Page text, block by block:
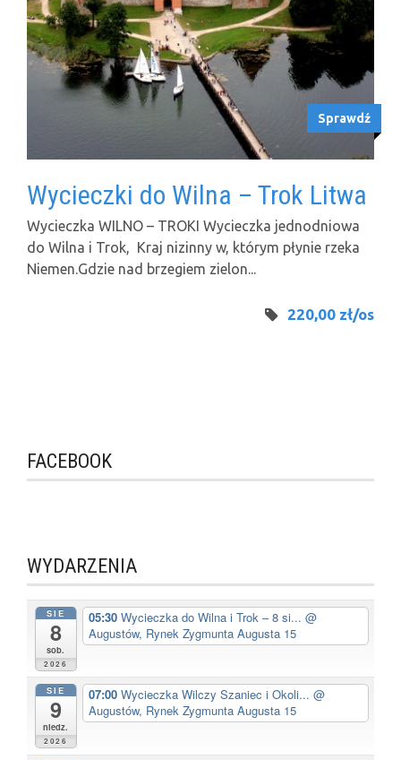
Sprawdź
Wycieczki do Wilna – Trok Litwa
Wycieczka WILNO – TROKI Wycieczka jednodniowa
do Wilna i Trok, Kraj nizinny w, którym płynie rzeka
Niemen.Gdzie nad brzegiem zielon...
220,00 zł/os
FACEBOOK
WYDARZENIA
SIE
8
sob.
2026
05:30 Wycieczka do Wilna i Trok – 8 si... @
Augustów, Rynek Zygmunta Augusta 15
SIE
9
niedz.
2026
07:00 Wycieczka Wilczy Szaniec i Okoli... @
Augustów, Rynek Zygmunta Augusta 15